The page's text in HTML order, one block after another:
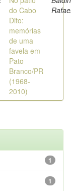
do Cabo
Dito:
memórias
de uma
favela em
Pato
Branco/PR
(1968-
2010)
1
1